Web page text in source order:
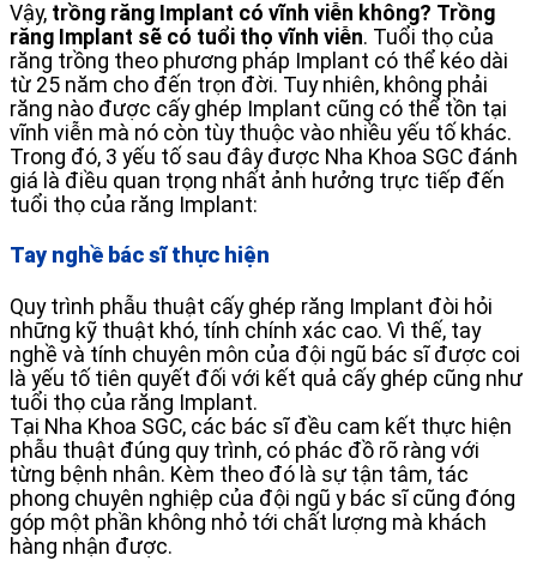
Vậy, trồng răng Implant có vĩnh viễn không? Trồng
răng Implant sẽ có tuổi thọ vĩnh viễn. Tuổi thọ của
răng trồng theo phương pháp Implant có thể kéo dài
từ 25 năm cho đến trọn đời. Tuy nhiên, không phải
răng nào được cấy ghép Implant cũng có thể tồn tại
vĩnh viễn mà nó còn tùy thuộc vào nhiều yếu tố khác.
Trong đó, 3 yếu tố sau đây được Nha Khoa SGC đánh
giá là điều quan trọng nhất ảnh hưởng trực tiếp đến
tuổi thọ của răng Implant:
Tay nghề bác sĩ thực hiện
Quy trình phẫu thuật cấy ghép răng Implant đòi hỏi
những kỹ thuật khó, tính chính xác cao. Vì thế, tay
nghề và tính chuyên môn của đội ngũ bác sĩ được coi
là yếu tố tiên quyết đối với kết quả cấy ghép cũng như
tuổi thọ của răng Implant.
Tại Nha Khoa SGC, các bác sĩ đều cam kết thực hiện
phẫu thuật đúng quy trình, có phác đồ rõ ràng với
từng bệnh nhân. Kèm theo đó là sự tận tâm, tác
phong chuyên nghiệp của đội ngũ y bác sĩ cũng đóng
góp một phần không nhỏ tới chất lượng mà khách
hàng nhận được.